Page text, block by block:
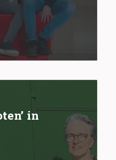
in